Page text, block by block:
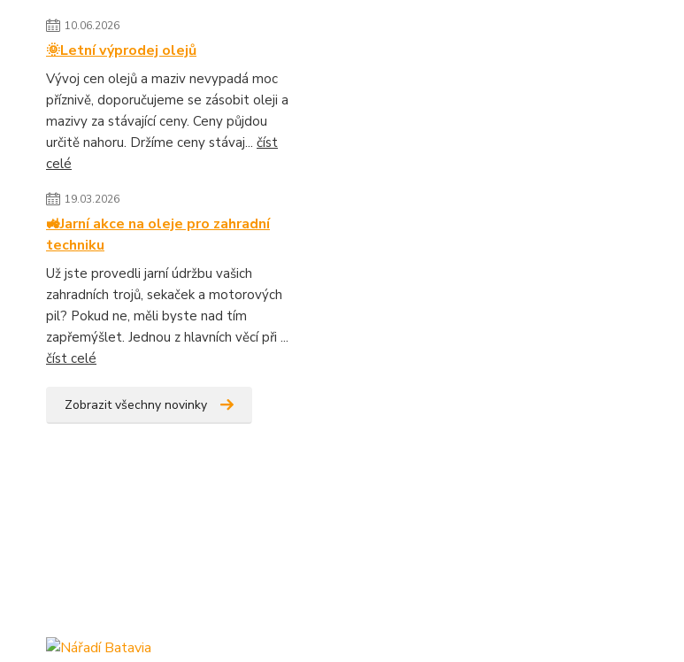
10.06.2026
🌞Letní výprodej olejů
Vývoj cen olejů a maziv nevypadá moc
příznivě, doporučujeme se zásobit oleji a
mazivy za stávající ceny. Ceny půjdou
určitě nahoru. Držíme ceny stávaj... číst
celé
19.03.2026
🚜Jarní akce na oleje pro zahradní
techniku
Už jste provedli jarní údržbu vašich
zahradních trojů, sekaček a motorových
pil? Pokud ne, měli byste nad tím
zapřemýšlet. Jednou z hlavních věcí při ...
číst celé
Zobrazit všechny novinky